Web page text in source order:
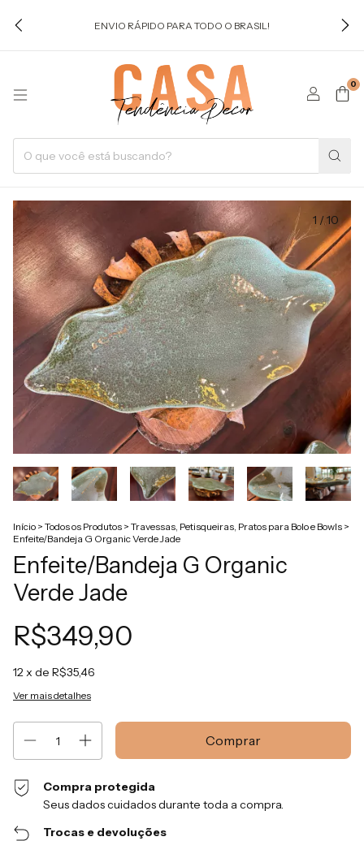
ENVIO RÁPIDO PARA TODO O BRASIL!
0
1 /10
Início > Todos os Produtos > Travessas, Petisqueiras, Pratos para Bolo e Bowls >
Enfeite/Bandeja G Organic Verde Jade
Enfeite/Bandeja G Organic
Verde Jade
R$349,90
12x de R$35,46
Ver mais detalhes
Compra protegida
Seus dados cuidados durante toda a compra.
Trocas e devoluções